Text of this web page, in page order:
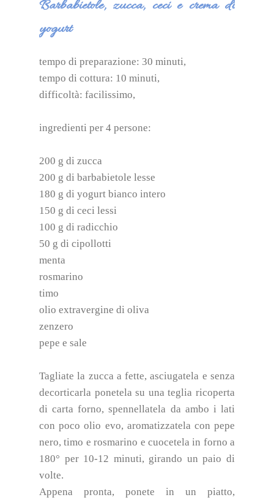
Barbabietole, zucca, ceci e crema di
yogurt
tempo di preparazione: 30 minuti,
tempo di cottura: 10 minuti,
difficoltà: facilissimo,
ingredienti per 4 persone:
200 g di zucca
200 g di barbabietole lesse
180 g di yogurt bianco intero
150 g di ceci lessi
100 g di radicchio
50 g di cipollotti
menta
rosmarino
timo
olio extravergine di oliva
zenzero
pepe e sale
Tagliate la zucca a fette, asciugatela e senza
decorticarla ponetela su una teglia ricoperta
di carta forno, spennellatela da ambo i lati
con poco olio evo, aromatizzatela con pepe
nero, timo e rosmarino e cuocetela in forno a
180° per 10-12 minuti, girando un paio di
volte.
Appena pronta, ponete in un piatto,